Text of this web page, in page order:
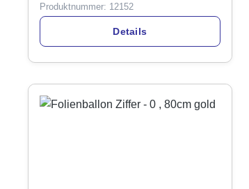
Produktnummer: 12152
Details